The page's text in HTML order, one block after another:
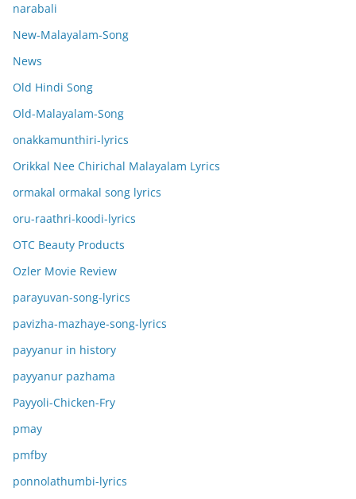
narabali
New-Malayalam-Song
News
Old Hindi Song
Old-Malayalam-Song
onakkamunthiri-lyrics
Orikkal Nee Chirichal Malayalam Lyrics
ormakal ormakal song lyrics
oru-raathri-koodi-lyrics
OTC Beauty Products
Ozler Movie Review
parayuvan-song-lyrics
pavizha-mazhaye-song-lyrics
payyanur in history
payyanur pazhama
Payyoli-Chicken-Fry
pmay
pmfby
ponnolathumbi-lyrics